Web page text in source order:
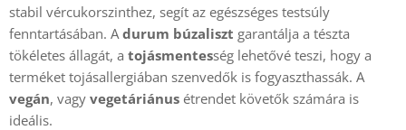
stabil vércukorszinthez, segít az egészséges testsúly
fenntartásában. A durum búzaliszt garantálja a tészta
tökéletes állagát, a tojásmentesség lehetővé teszi, hogy a
terméket tojásallergiában szenvedők is fogyaszthassák. A
vegán, vagy vegetáriánus étrendet követők számára is
ideális.